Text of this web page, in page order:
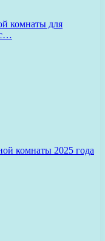
комнаты для
комнаты 2025 года